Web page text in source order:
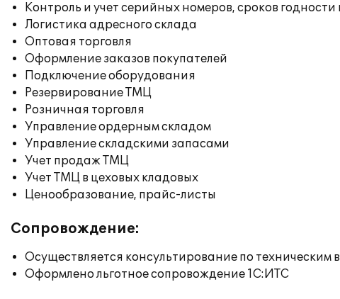
Контроль и учет серийных номеров, сроков
Логистика адресного склада
Оптовая торговля
Оформление заказов покупателей
Подключение оборудования
Резервирование ТМЦ
Розничная торговля
Управление ордерным складом
Управление складскими запасами
Учет продаж ТМЦ
Учет ТМЦ в цеховых кладовых
Ценообразование, прайс-листы
Сопровождение:
Осуществляется консультирование по
Оформлено льготное сопровождение 1С:ИТС